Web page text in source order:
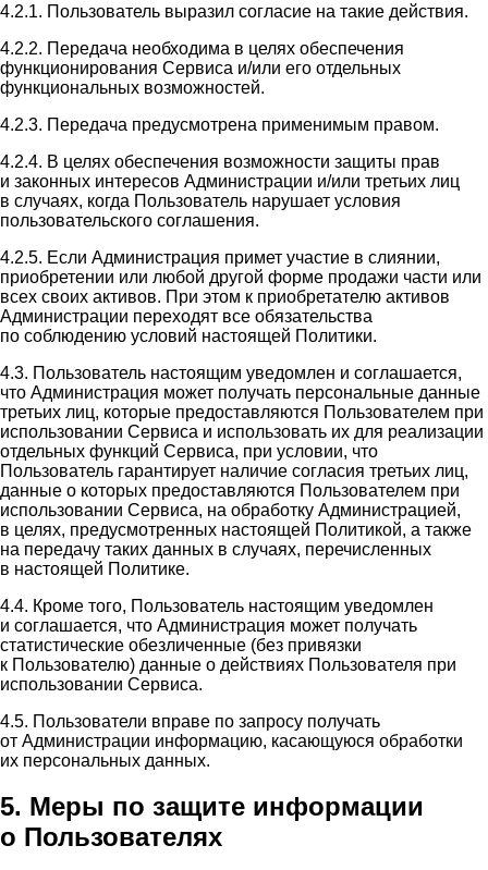
4.2.1. Пользователь выразил согласие на такие действия.
4.2.2. Передача необходима в целях обеспечения
функционирования Сервиса и/или его отдельных
функциональных возможностей.
4.2.3. Передача предусмотрена применимым правом.
4.2.4. В целях обеспечения возможности защиты прав
и законных интересов Администрации и/или третьих лиц
в случаях, когда Пользователь нарушает условия
пользовательского соглашения.
4.2.5. Если Администрация примет участие в слиянии,
приобретении или любой другой форме продажи части или
всех своих активов. При этом к приобретателю активов
Администрации переходят все обязательства
по соблюдению условий настоящей Политики.
4.3. Пользователь настоящим уведомлен и соглашается,
что Администрация может получать персональные данные
третьих лиц, которые предоставляются Пользователем при
использовании Сервиса и использовать их для реализации
отдельных функций Сервиса, при условии, что
Пользователь гарантирует наличие согласия третьих лиц,
данные о которых предоставляются Пользователем при
использовании Сервиса, на обработку Администрацией,
в целях, предусмотренных настоящей Политикой, а также
на передачу таких данных в случаях, перечисленных
в настоящей Политике.
4.4. Кроме того, Пользователь настоящим уведомлен
и соглашается, что Администрация может получать
статистические обезличенные (без привязки
к Пользователю) данные о действиях Пользователя при
использовании Сервиса.
4.5. Пользователи вправе по запросу получать
от Администрации информацию, касающуюся обработки
их персональных данных.
5. Меры по защите информации
о Пользователях